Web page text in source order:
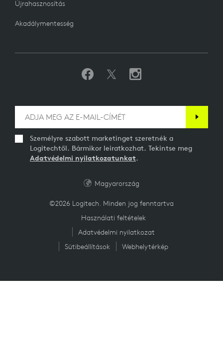
Újrahasznosítás
Akadálymentesség
Személyre szabott marketinget szeretnék a
Logitechtől. Bármikor leiratkozhat. Tekintse meg
Adatvédelmi nyilatkozatunkat.
©2026 Logitech. Minden jog fenntartva
Használati feltételek
Adatvédelmi nyilatkozat
Sütibeállítások
Webhelytérkép
Magyarország